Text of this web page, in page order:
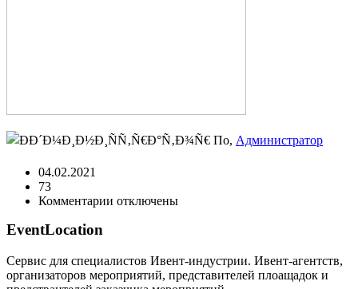
По, Администратор
04.02.2021
73
Комментарии к
bg.jpg
отключены
EventLocation
Сервис для специалистов Ивент-индустрии. Ивент-агентств,
организаторов мероприятий, представителей плоащадок и